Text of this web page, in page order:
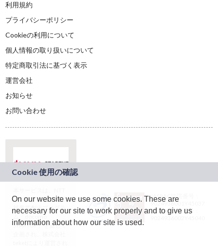
利用規約
プライバシーポリシー
Cookieの利用について
個人情報の取り扱いについて
特定商取引法に基づく表示
運営会社
お知らせ
お問い合わせ
ドコモグループの新
規事業創出プログラ
ム「docomo
STARTUP」を通じて
JASRAC許諾番号：
9024936001Y45037
JASRAC許諾番号：
On our website we use some cookies. These are
necessary for our site to work properly and to give us
information about how our site is used.